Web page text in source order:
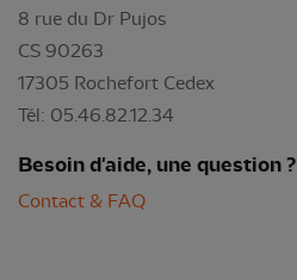
8 rue du Dr Pujos
CS 90263
17305 Rochefort Cedex
Tél: 05.46.82.12.34
Besoin d'aide, une question ?
Contact & FAQ